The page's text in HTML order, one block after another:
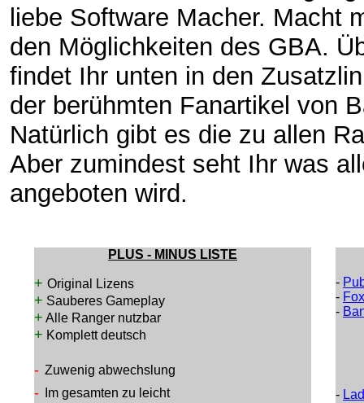
liebe Software Macher. Macht
den Möglichkeiten des GBA.
findet Ihr unten in den
der berühmten Fanartikel von
Natürlich gibt es die zu allen
Aber zumindest seht Ihr was
angeboten wird.
PLUS - MINUS LISTE
+ Original Lizens
+ Sauberes Gameplay
+ Alle Ranger nutzbar
+ Komplett deutsch
- Zuwenig abwechslung
- Im gesamten zu leicht
-
-
-
-